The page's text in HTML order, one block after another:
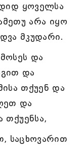
ყოველსა
არა იყო
მკუდარი.
და
და
თქუენ და
და
თქუენსა,
საცხოვარით